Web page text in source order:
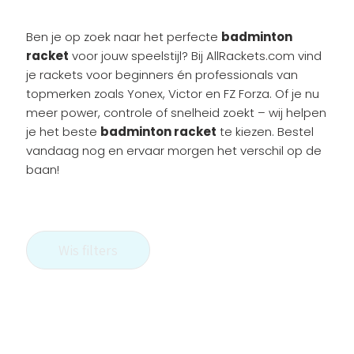
Ben je op zoek naar het perfecte badminton
racket voor jouw speelstijl? Bij AllRackets.com vind
je rackets voor beginners én professionals van
topmerken zoals Yonex, Victor en FZ Forza. Of je nu
meer power, controle of snelheid zoekt – wij helpen
je het beste badminton racket te kiezen. Bestel
vandaag nog en ervaar morgen het verschil op de
baan!